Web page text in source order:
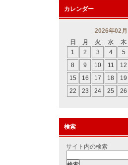
カレンダー
2026年02月
日
月 火 水 木
1
2 3 4 5
8
9 10 11 12
15
16 17 18 19
22
23 24 25 26
検索
サイト内の検索